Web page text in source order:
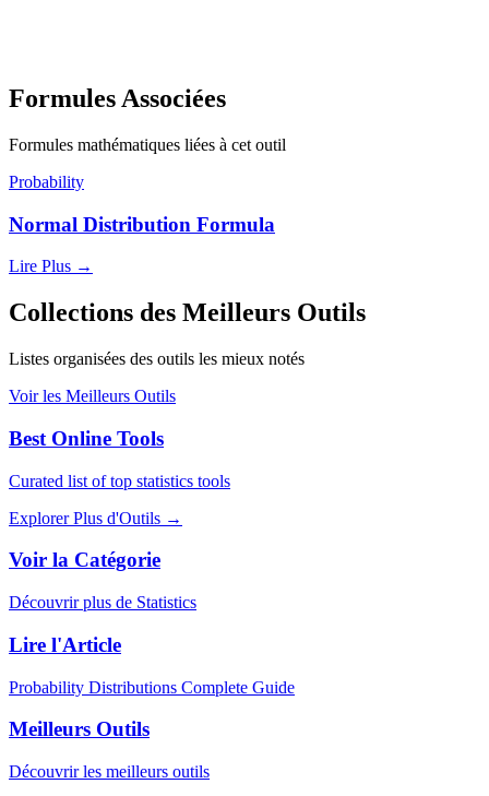
Formules Associées
Formules mathématiques liées à cet outil
Probability
Normal Distribution Formula
Lire Plus →
Collections des Meilleurs Outils
Listes organisées des outils les mieux notés
Voir les Meilleurs Outils
Best Online Tools
Curated list of top statistics tools
Explorer Plus d'Outils →
Voir la Catégorie
Découvrir plus de Statistics
Lire l'Article
Probability Distributions Complete Guide
Meilleurs Outils
Découvrir les meilleurs outils